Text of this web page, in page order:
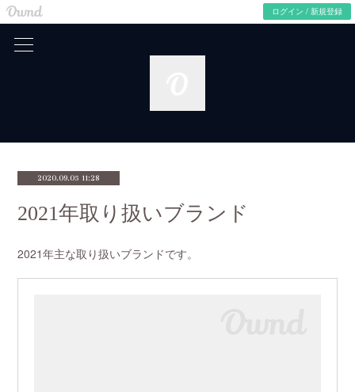
ログイン / 新規登録
2020.09.05 11:28
2021年取り扱いブランド
2021年主な取り扱いブランドです。